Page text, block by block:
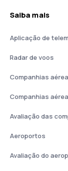
Saiba mais
Aplicação de
Radar de voos
Companhias
Companhias
Avaliação das
Aeroportos
Avaliação do